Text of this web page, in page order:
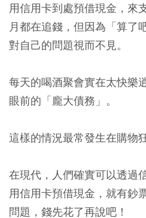
用信用卡到處預借現金，來
月都在追錢，但因為「算了
對自己的問題視而不見。
每天的喝酒聚會實在太快樂
眼前的「龐大債務」。
這樣的情況最常發生在購物
在現代，人們確實可以透過
用信用卡預借現金，就有鈔
問題，錢先花了再說吧！